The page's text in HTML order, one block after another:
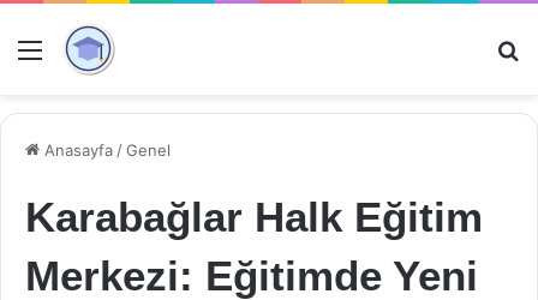
Menü
Anasayfa /Genel
Karabağlar Halk Eğitim
Merkezi: Eğitimde Yeni